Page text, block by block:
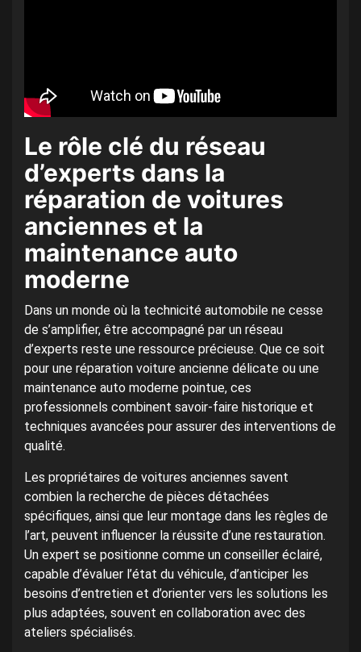
Le rôle clé du réseau
d’experts dans la
réparation de voitures
anciennes et la
maintenance auto
moderne
Dans un monde où la technicité automobile ne cesse
de s’amplifier, être accompagné par un réseau
d’experts reste une ressource précieuse. Que ce soit
pour une réparation voiture ancienne délicate ou une
maintenance auto moderne pointue, ces
professionnels combinent savoir-faire historique et
techniques avancées pour assurer des interventions de
qualité.
Les propriétaires de voitures anciennes savent
combien la recherche de pièces détachées
spécifiques, ainsi que leur montage dans les règles de
l’art, peuvent influencer la réussite d’une restauration.
Un expert se positionne comme un conseiller éclairé,
capable d’évaluer l’état du véhicule, d’anticiper les
besoins d’entretien et d’orienter vers les solutions les
plus adaptées, souvent en collaboration avec des
ateliers spécialisés.